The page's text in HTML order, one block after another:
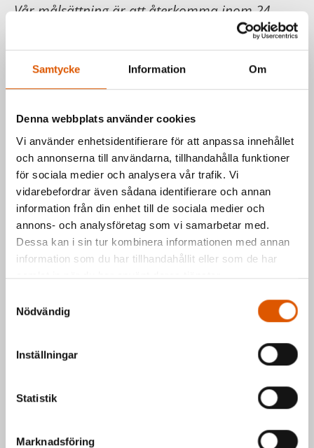
Samtycke Information Om
Denna webbplats använder cookies
Vi använder enhetsidentifierare för att anpassa innehållet
och annonserna till användarna, tillhandahålla funktioner
för sociala medier och analysera vår trafik. Vi
vidarebefordrar även sådana identifierare och annan
information från din enhet till de sociala medier och
annons- och analysföretag som vi samarbetar med.
Dessa kan i sin tur kombinera informationen med annan
information som du har tillhandahållit eller som de har
samlat in när du har använt deras tjänster.
Nödvändig
Inställningar
Statistik
Marknadsföring
Vår målsättning är att återkomma inom 24
timmar och erbjuda dig bästa möjliga service.
För din och vår trygghet följer vi
Konsumentköplagen, Distans- och
hemförsäljningslagen.
Har du frågor om våra produkter
eller vill du prata med en säljare?
Kontakta oss via formuläret eller direkt, så
hör vi av oss så fort vi kan.
Johan Olandere-posteller telefon 035-
2953811
Mattias Högberg
eller telefon 035-
2953810